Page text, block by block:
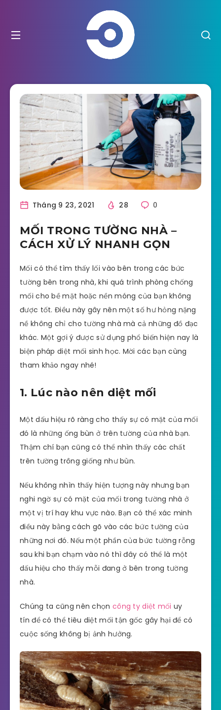
Tháng 9 23, 2021 28 0
MỐI TRONG TƯỜNG NHÀ –
CÁCH XỬ LÝ NHANH GỌN
Mối có thể tìm thấy lối vào bên trong các bức
tường bên trong nhà, khi quá trình phòng chống
mối cho bề mặt hoặc nền móng của bạn không
được tốt. Điều này gây nên một số hư hỏng nặng
nề không chỉ cho tường nhà mà cả những đồ đạc
khác. Một gợi ý được sử dụng phổ biến hiện nay là
biện pháp diệt mối sinh học. Mời các bạn cùng
tham khảo ngay nhé!
1. Lúc nào nên diệt mối
Một dấu hiệu rõ ràng cho thấy sự có mặt của mối
đó là những ống bùn ở trên tường của nhà bạn.
Thậm chí bạn cũng có thể nhìn thấy các chất
trên tường trông giống như bùn.
Nếu không nhìn thấy hiện tượng này nhưng bạn
nghi ngờ sự có mặt của mối trong tường nhà ở
một vị trí hay khu vực nào. Bạn có thể xác minh
điều này bằng cách gõ vào các bức tường của
những nơi đó. Nếu một phần của bức tường rỗng
sau khi bạn chạm vào nó thì đây có thể là một
dấu hiệu cho thấy mỗi đang ở bên trong tường
nhà.
Chúng ta cũng nên chọn công ty diệt mối uy
tín để có thể tiêu diệt mối tận gốc gây hại để có
cuộc sống không bị ảnh hưởng.